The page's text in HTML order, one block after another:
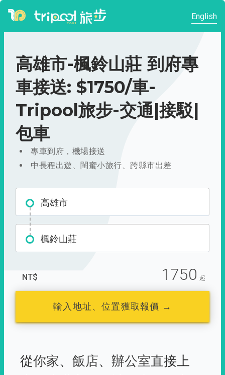
English
高雄市-楓鈴山莊 到府專
車接送: $1750/車-
Tripool旅步-交通|接駁|
包車
專車到府，機場接送
中長程出遊、閨蜜小旅行、跨縣市出差
高雄市
楓鈴山莊
NT$ 1750 起
輸入地址、位置獲取報價 →
從你家、 飯店、 辦公室直接上